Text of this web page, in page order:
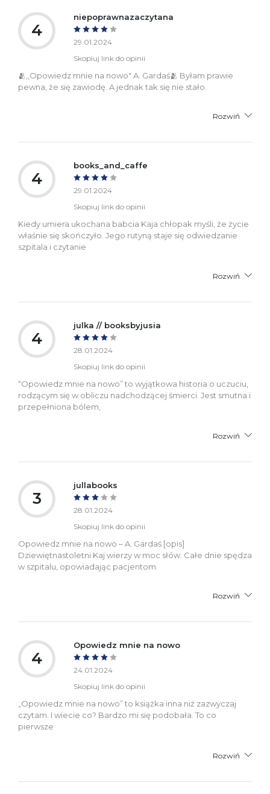
4
niepoprawnazaczytana
29.01.2024
Skopiuj link do opinii
🫂,,Opowiedz mnie na nowo" A. Gardaś🫂 Byłam prawie
pewna, że się zawiodę. A jednak tak się nie stało.
Rozwiń
4
books_and_caffe
29.01.2024
Skopiuj link do opinii
Kiedy umiera ukochana babcia Kaja chłopak myśli, że życie
właśnie się skończyło. Jego rutyną staje się odwiedzanie
szpitala i czytanie
Rozwiń
4
julka // booksbyjusia
28.01.2024
Skopiuj link do opinii
“Opowiedz mnie na nowo” to wyjątkowa historia o uczuciu,
rodzącym się w obliczu nadchodzącej śmierci. Jest smutna i
przepełniona bólem,
Rozwiń
3
jullabooks
28.01.2024
Skopiuj link do opinii
Opowiedz mnie na nowo – A. Gardaś [opis]
Dziewiętnastoletni Kaj wierzy w moc słów. Całe dnie spędza
w szpitalu, opowiadając pacjentom
Rozwiń
4
Opowiedz mnie na nowo
24.01.2024
Skopiuj link do opinii
„Opowiedz mnie na nowo” to książka inna niż zazwyczaj
czytam. I wiecie co? Bardzo mi się podobała. To co
pierwsze
Rozwiń